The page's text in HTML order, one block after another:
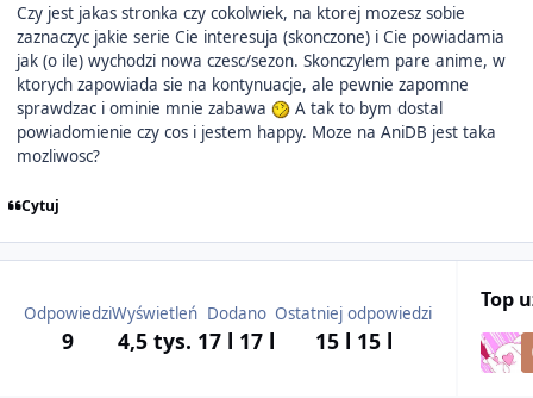
Czy jest jakas stronka czy cokolwiek, na ktorej mozesz sobie
zaznaczyc jakie serie Cie interesuja (skonczone) i Cie powiadamia
jak (o ile) wychodzi nowa czesc/sezon. Skonczylem pare anime, w
ktorych zapowiada sie na kontynuacje, ale pewnie zapomne
sprawdzac i ominie mnie zabawa
A tak to bym dostal
powiadomienie czy cos i jestem happy. Moze na AniDB jest taka
mozliwosc?
Cytuj
Odpowiedzi
9
Wyświetleń
4,5 tys.
Dodano
17 l 17 l
Ostatniej odpowiedzi
15 l 15 l
Top